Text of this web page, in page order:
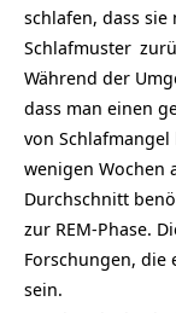
schlafen, dass
Schlafmuster
Während der
dass man einen
von
wenigen Wochen
Durchschnitt
zur REM-Phase.
Forschungen, die
sein.